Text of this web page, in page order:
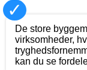
✓
De store
virksomheder,
kan du se